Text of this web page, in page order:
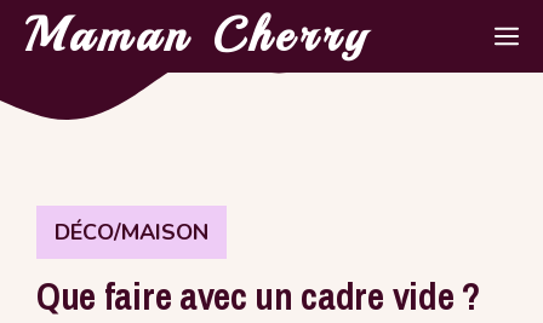
AllerMaman Cherry
DÉCO/MAISON
Que faire avec un cadre vide ?